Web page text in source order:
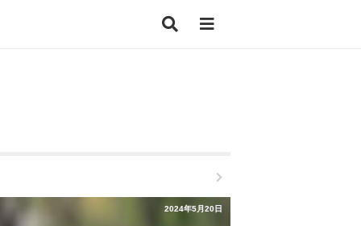
2024年5月20日